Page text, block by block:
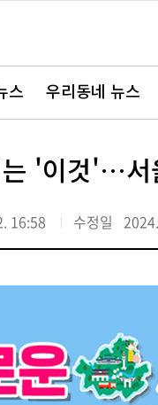
스 우리동네 뉴스
'이것'…서
16:58 수정일